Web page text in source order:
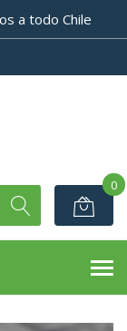
a todo Chile
0